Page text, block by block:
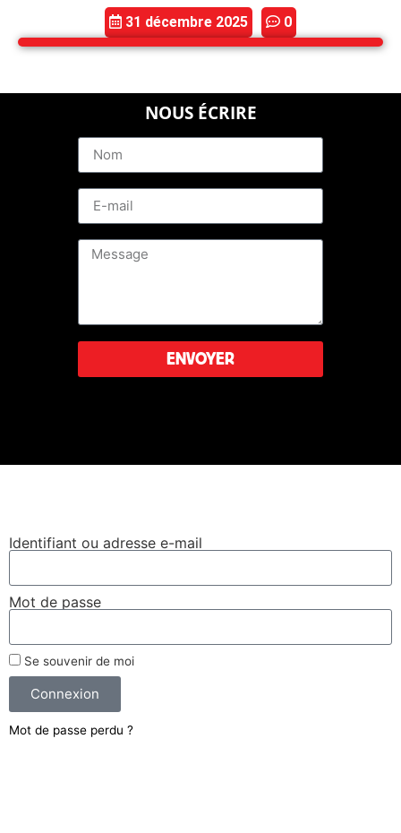
Cette année sera en partie ce que nous serons
capable d’en faire individuellement et conjointement.
selon vos envies et besoins!
31 décembre 2025 0
NOUS ÉCRIRE
ENVOYER
Identifiant ou adresse e-mail
Mot de passe
Se souvenir de moi
Connexion
Mot de passe perdu ?